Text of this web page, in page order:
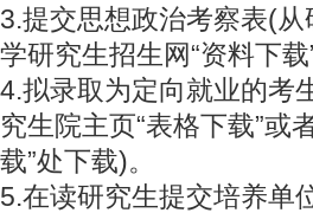
3.提交思想政治考察表(
学研究生招生网“资料下载
4.拟录取为定向就业的考
究生院主页“表格下载”或
载”处下载)。
5.在读研究生提交培养单